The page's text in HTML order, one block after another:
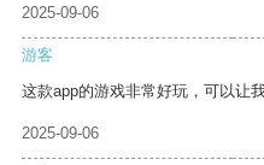
2025-09-06
游客
这款app的游戏非常好玩，可以让
2025-09-06